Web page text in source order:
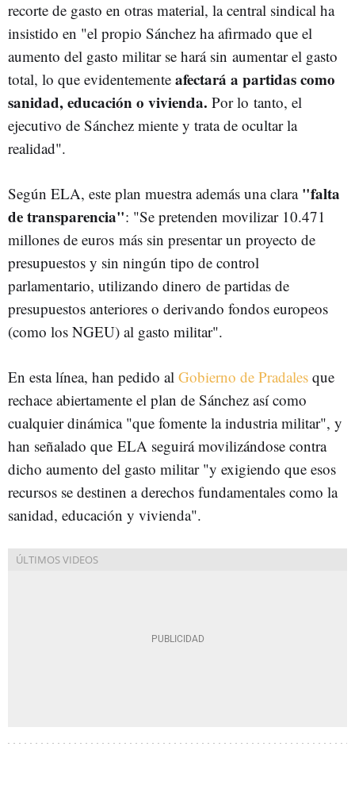
recorte de gasto en otras material, la central sindical ha
insistido en "el propio Sánchez ha afirmado que el
aumento del gasto militar se hará sin aumentar el gasto
total, lo que evidentemente afectará a partidas como
sanidad, educación o vivienda. Por lo tanto, el
ejecutivo de Sánchez miente y trata de ocultar la
realidad".
Según ELA, este plan muestra además una clara "falta
de transparencia": "Se pretenden movilizar 10.471
millones de euros más sin presentar un proyecto de
presupuestos y sin ningún tipo de control
parlamentario, utilizando dinero de partidas de
presupuestos anteriores o derivando fondos europeos
(como los NGEU) al gasto militar".
En esta línea, han pedido al Gobierno de Pradales que
rechace abiertamente el plan de Sánchez así como
cualquier dinámica "que fomente la industria militar", y
han señalado que ELA seguirá movilizándose contra
dicho aumento del gasto militar "y exigiendo que esos
recursos se destinen a derechos fundamentales como la
sanidad, educación y vivienda".